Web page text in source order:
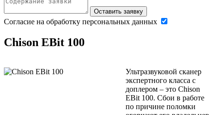
Оставить заявку
Согласие на обработку персональных данных
Chison EBit 100
Ультразвуковой сканер
экспертного класса с
доплером – это Chison
EBit 100. Сбои в работе
по причине поломки